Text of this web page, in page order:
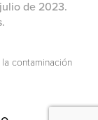
de 2023.
.
contaminación